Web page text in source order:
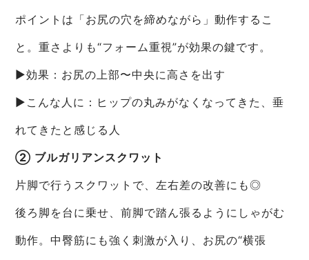
ポイントは「お尻の穴を締めながら」動作するこ
と。重さよりも“フォーム重視”が効果の鍵です。
▶効果：お尻の上部〜中央に高さを出す
▶こんな人に：ヒップの丸みがなくなってきた、垂
れてきたと感じる人
② ブルガリアンスクワット
片脚で行うスクワットで、左右差の改善にも◎
後ろ脚を台に乗せ、前脚で踏ん張るようにしゃがむ
動作。中臀筋にも強く刺激が入り、お尻の“横張